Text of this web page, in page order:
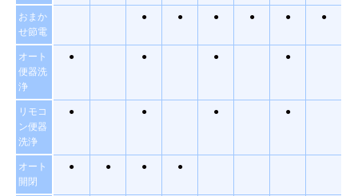
おまか
せ節電
● ● ● ● ● ●
オート
便器洗
浄
● ● ● ●
リモコ
ン便器
洗浄
● ● ● ●
オート
開閉
● ● ● ●